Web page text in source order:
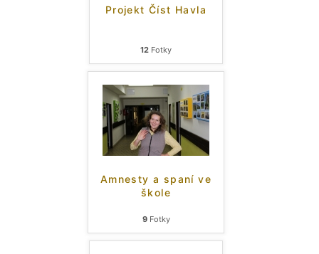
Projekt Číst Havla
12 Fotky
Amnesty a spaní ve
škole
9Fotky